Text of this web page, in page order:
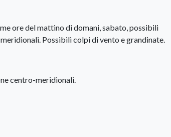
ore del mattino di domani, sabato, possibili
Possibili colpi di vento e grandinate.
centro-meridionali.